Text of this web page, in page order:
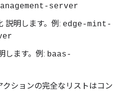
server
説明します。例: edge-mint-
します。例: baas-
ションの完全なリストはコン